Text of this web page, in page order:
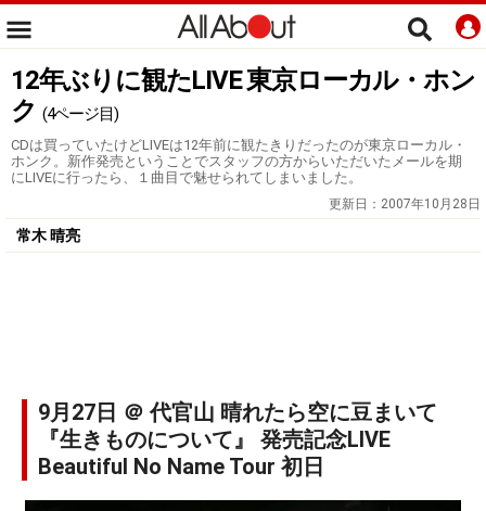
12年ぶりに観たLIVE 東京ローカル・ホン
ク (4ページ目)
CDは買っていたけどLIVEは12年前に観たきりだったのが東京ローカル・
ホンク。新作発売ということでスタッフの方からいただいたメールを期
にLIVEに行ったら、１曲目で魅せられてしまいました。
更新日： 2007年10月28日
常木 晴亮
9月27日 ＠ 代官山 晴れたら空に豆まいて
『生きものについて』 発売記念LIVE
Beautiful No Name Tour 初日